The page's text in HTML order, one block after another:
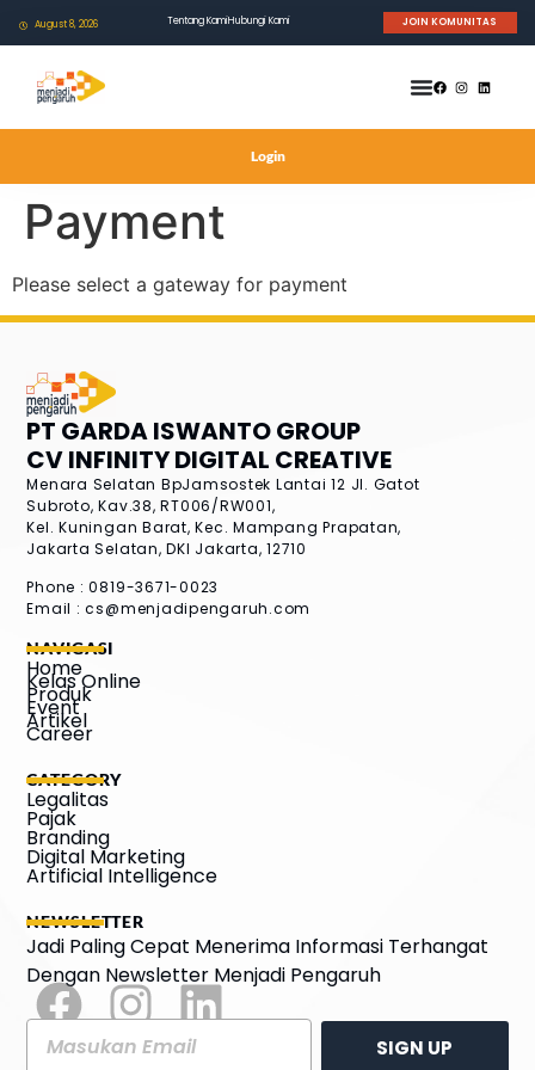
August 8, 2026 Tentang KamiHubungi Kami JOIN KOMUNITAS
Login
Payment
Please select a gateway for payment
PT GARDA ISWANTO GROUP
CV INFINITY DIGITAL CREATIVE
Menara Selatan BpJamsostek Lantai 12 Jl. Gatot
Subroto, Kav.38, RT006/RW001,
Kel. Kuningan Barat, Kec. Mampang Prapatan,
Jakarta Selatan, DKI Jakarta, 12710
Phone : 0819-3671-0023
Email :cs@menjadipengaruh.com
NAVIGASI
Home
Kelas Online
Produk
Event
Artikel
Career
CATEGORY
Legalitas
Pajak
Branding
Digital Marketing
Artificial Intelligence
NEWSLETTER
Jadi Paling Cepat Menerima Informasi Terhangat
Dengan Newsletter Menjadi Pengaruh
SIGN UP